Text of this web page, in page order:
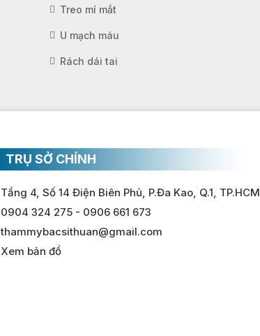
Treo mí mắt
U mạch máu
Rách dái tai
TRỤ SỞ CHÍNH
Tầng 4, Số 14 Điện Biên Phủ, P.Đa Kao, Q.1, TP.HCM
0904 324 275 - 0906 661 673
thammybacsithuan@gmail.com
Xem bản đồ